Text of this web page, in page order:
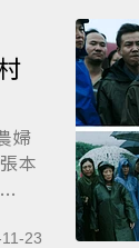
婦
本
23